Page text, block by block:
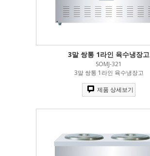
3말 쌍통 1라인 육수냉장고
SOMJ-321
3말 쌍통 1라인 육수냉장고
제품 상세보기